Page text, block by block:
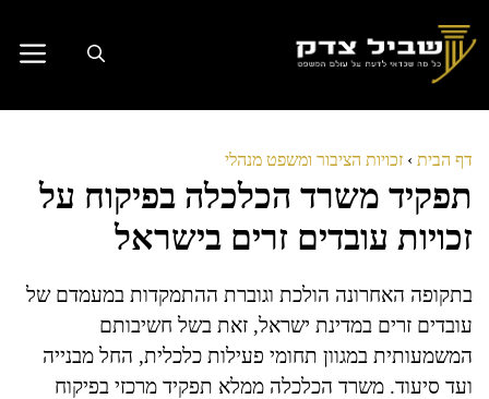
לתוכן
דף הבית › זכויות הציבור ומשפט מנהלי
תפקיד משרד הכלכלה בפיקוח על
זכויות עובדים זרים בישראל
בתקופה האחרונה הולכת וגוברת ההתמקדות במעמדם של
עובדים זרים במדינת ישראל, זאת בשל חשיבותם
המשמעותית במגוון תחומי פעילות כלכלית, החל מבנייה
ועד סיעוד. משרד הכלכלה ממלא תפקיד מרכזי בפיקוח